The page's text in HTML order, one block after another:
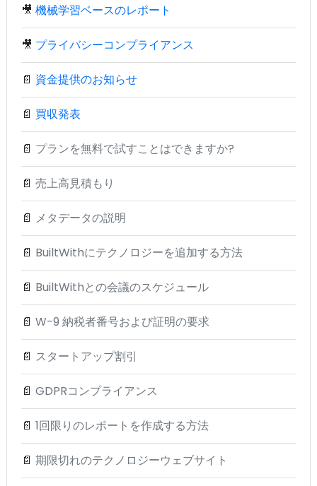
🎥 機械学習ベースのレポート
🎥 プライバシーコンプライアンス
📄 資金提供のお知らせ
📄 買収発表
📄 プランを無料で試すことはできますか?
📄 売上高見積もり
📄 メタデータの説明
📄 BuiltWithにテクノロジーを追加する方法
📄 BuiltWithとの会議のスケジュール
📄 W-9 納税者番号および証明の要求
📄 スタートアップ割引
📄 GDPRコンプライアンス
📄 1回限りのレポートを作成する方法
📄 期限切れのテクノロジーウェブサイト